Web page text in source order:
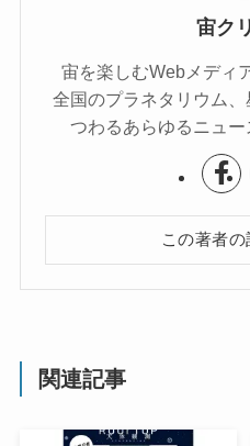
宙ク
宙を楽しむWebメディ
全国のプラネタリウム
つわるあらゆるニュー
この著者
関連記事